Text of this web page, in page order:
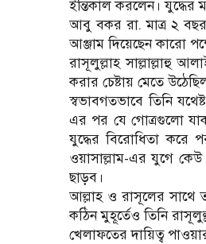
ইন্তিকাল করলেন। যুদ্ধের
আবু বকর রা. মাত্র ২
আঞ্জাম দিয়েছেন কারো
রাসূলুল্লাহ সাল্লাল্লাহু
করার চেষ্টায় মেতে
স্বভাবগতভাবে তিনি
এর পর যে গোত্রগুলো
যুদ্ধের বিরোধিতা করে
ওয়াসাল্লাম-এর যুগে
ছাড়ব।
আল্লাহ ও রাসূলের সাথে
কঠিন মুহূর্তেও তিনি
খেলাফতের দায়িত্ব